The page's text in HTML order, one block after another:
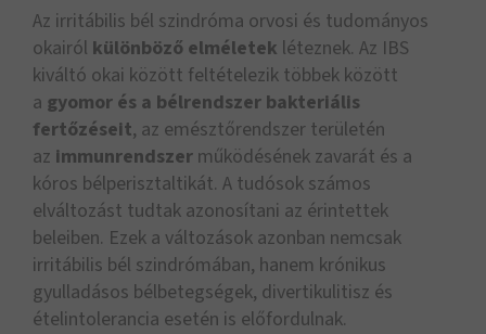
Az irritábilis bél szindróma orvosi és tudományos
okairól különböző elméletek léteznek. Az IBS
kiváltó okai között feltételezik többek között
a gyomor és a bélrendszer bakteriális
fertőzéseit, az emésztőrendszer területén
az immunrendszer működésének zavarát és a
kóros bélperisztaltikát. A tudósok számos
elváltozást tudtak azonosítani az érintettek
beleiben. Ezek a változások azonban nemcsak
irritábilis bél szindrómában, hanem krónikus
gyulladásos bélbetegségek, divertikulitisz és
ételintolerancia esetén is előfordulnak.